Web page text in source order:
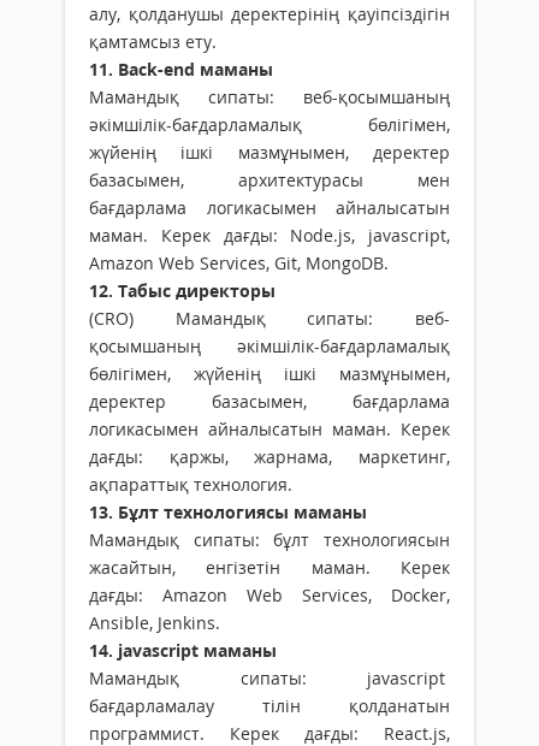
алу, қолданушы деректерінің қауіпсіздігін
қамтамсыз ету.
11. Back-end маманы
Мамандық сипаты: веб-қосымшаның
әкімшілік-бағдарламалық бөлігімен,
жүйенің ішкі мазмұнымен, деректер
базасымен, архитектурасы мен
бағдарлама логикасымен айналысатын
маман. Керек дағды: Node.js, jаvascript,
Amazon Web Services, Git, MongoDB.
12. Табыс директоры
(CRO) Мамандық сипаты: веб-
қосымшаның әкімшілік-бағдарламалық
бөлігімен, жүйенің ішкі мазмұнымен,
деректер базасымен, бағдарлама
логикасымен айналысатын маман. Керек
дағды: қаржы, жарнама, маркетинг,
ақпараттық технология.
13. Бұлт технологиясы маманы
Мамандық сипаты: бұлт технологиясын
жасайтын, енгізетін маман. Керек
дағды: Amazon Web Services, Docker,
Ansible, Jenkins.
14. jаvascript маманы
Мамандық сипаты: jаvascript
бағдарламалау тілін қолданатын
программист. Керек дағды: React.js,